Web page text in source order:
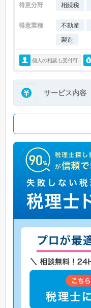
得意分野 相続税
得意業種 不動産
製造
個人の相談も受付可
サービス内容